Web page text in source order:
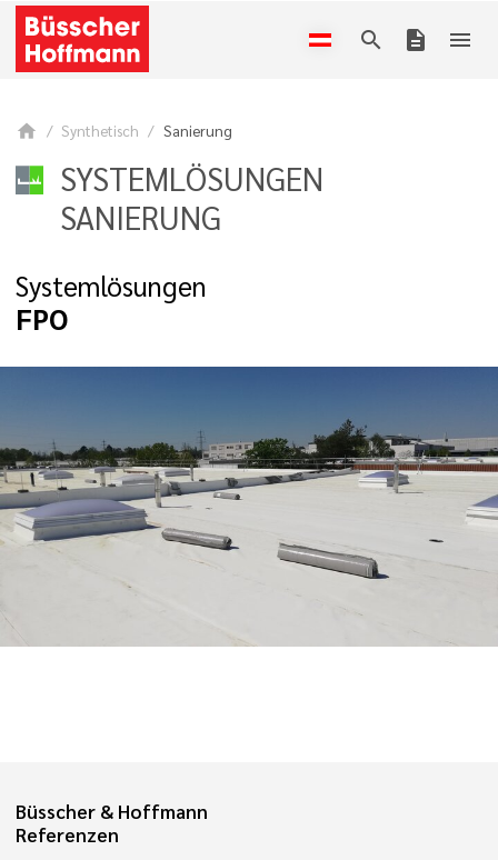
search description menu
home Synthetisch Sanierung
SYSTEMLÖSUNGEN
SANIERUNG
Systemlösungen
FPO
Büsscher & Hoffmann
Referenzen